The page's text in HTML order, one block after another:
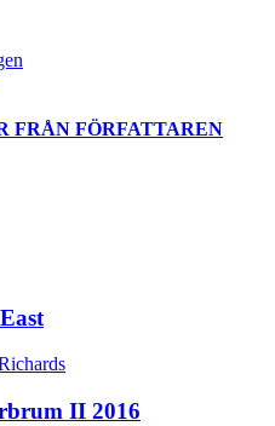
FRÅN FÖRFATTAREN
II 2016